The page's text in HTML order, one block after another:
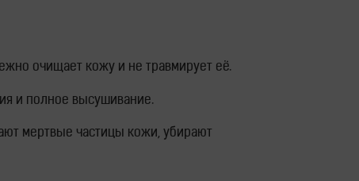
очищает кожу и не травмирует её.
и полное высушивание.
мертвые частицы кожи, убирают